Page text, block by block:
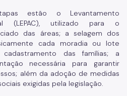
estão o Levantamento
(LEPAC), utilizado para o
das áreas; a selagem dos
cada moradia ou lote
das famílias; a
necessária para garantir
além da adoção de medidas
exigidas pela legislação.